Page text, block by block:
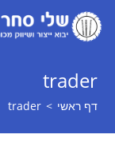
trader
דף ראשי >
trader